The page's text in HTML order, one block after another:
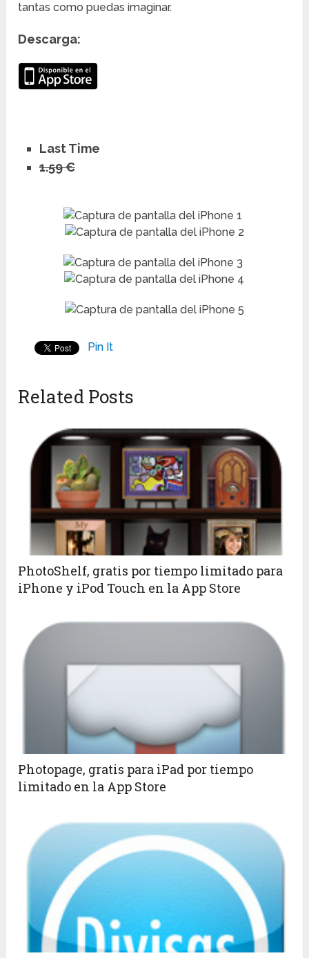
tantas como puedas imaginar.
Descarga:
Last Time
1.59 €
Pin It
Related Posts
PhotoShelf, gratis por tiempo limitado para
iPhone y iPod Touch en la App Store
Photopage, gratis para iPad por tiempo
limitado en la App Store